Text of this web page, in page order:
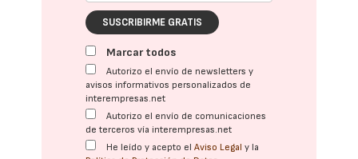
SUSCRIBIRME GRATIS
Marcar todos
Autorizo el envío de newsletters y
avisos informativos personalizados de
interempresas.net
Autorizo el envío de comunicaciones
de terceros vía interempresas.net
He leído y acepto elAviso Legal y la